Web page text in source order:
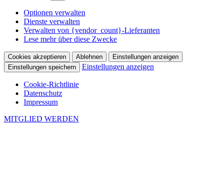
Optionen verwalten
Dienste verwalten
Verwalten von {vendor_count}-Lieferanten
Lese mehr über diese Zwecke
Cookies akzeptieren Ablehnen
Einstellungen anzeigen
Einstellungen speichern
Einstellungen anzeigen
Cookie-Richtlinie
Datenschutz
Impressum
MITGLIED WERDEN